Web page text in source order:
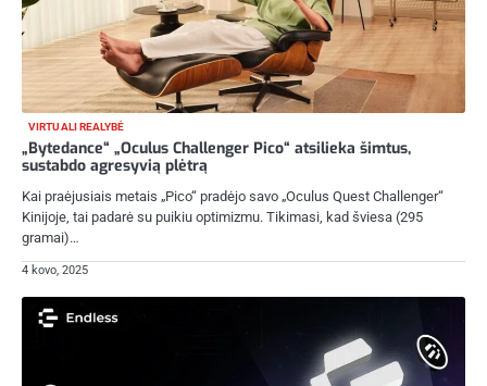
VIRTUALI REALYBĖ
„Bytedance“ „Oculus Challenger Pico“ atsilieka šimtus,
sustabdo agresyvią plėtrą
Kai praėjusiais metais „Pico“ pradėjo savo „Oculus Quest Challenger“
Kinijoje, tai padarė su puikiu optimizmu. Tikimasi, kad šviesa (295
gramai)…
4 kovo, 2025